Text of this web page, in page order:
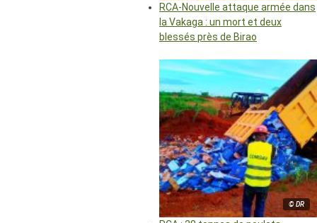
RCA-Nouvelle attaque armée dans
la Vakaga : un mort et deux
blessés près de Birao
© DR